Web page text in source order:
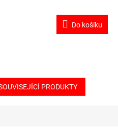
Do košíku
PRODUKTY